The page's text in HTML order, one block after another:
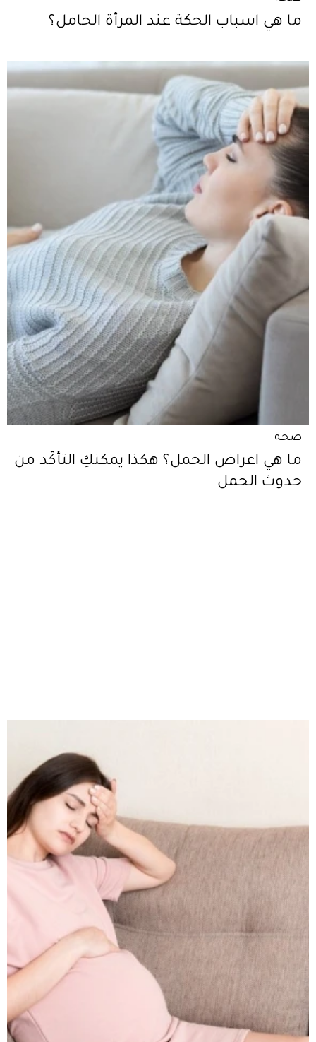
ما هي اسباب الحكة عند المرأة الحامل؟
صحة
ما هي اعراض الحمل؟ هكذا يمكنكِ التأكّد من
حدوث الحمل